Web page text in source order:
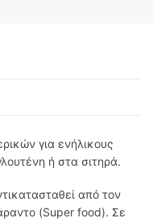
για ενήλικους
ή στα σιτηρά.
από τον
(Super food). Σε